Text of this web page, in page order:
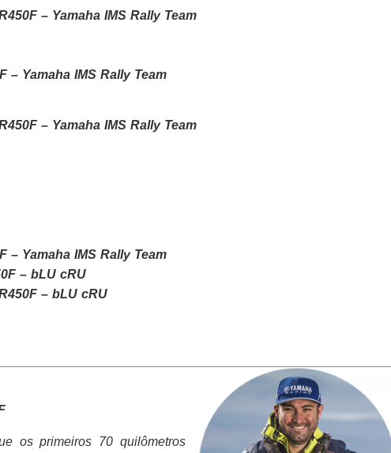
– Yamaha IMS Rally Team
– Yamaha IMS Rally Team
– Yamaha IMS Rally Team
– Yamaha IMS Rally Team
– bLU cRU
– bLU cRU
os primeiros 70 quilômetros